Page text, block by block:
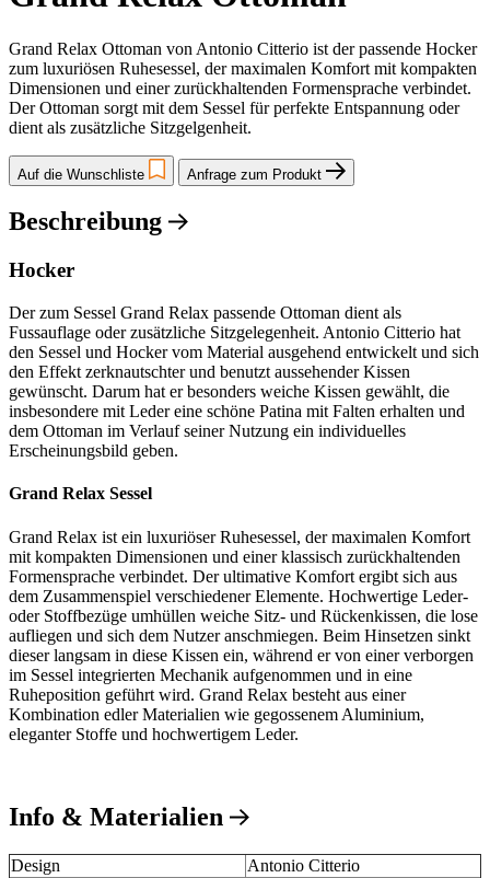
Grand Relax Ottoman von Antonio Citterio ist der passende Hocker
zum luxuriösen Ruhesessel, der maximalen Komfort mit kompakten
Dimensionen und einer zurückhaltenden Formensprache verbindet.
Der Ottoman sorgt mit dem Sessel für perfekte Entspannung oder
dient als zusätzliche Sitzgelgenheit.
Auf die Wunschliste Anfrage zum Produkt
Beschreibung
Hocker
Der zum Sessel Grand Relax passende Ottoman dient als
Fussauflage oder zusätzliche Sitzgelegenheit. Antonio Citterio hat
den Sessel und Hocker vom Material ausgehend entwickelt und sich
den Effekt zerknautschter und benutzt aussehender Kissen
gewünscht. Darum hat er besonders weiche Kissen gewählt, die
insbesondere mit Leder eine schöne Patina mit Falten erhalten und
dem Ottoman im Verlauf seiner Nutzung ein individuelles
Erscheinungsbild geben.
Grand Relax Sessel
Grand Relax ist ein luxuriöser Ruhesessel, der maximalen Komfort
mit kompakten Dimensionen und einer klassisch zurückhaltenden
Formensprache verbindet. Der ultimative Komfort ergibt sich aus
dem Zusammenspiel verschiedener Elemente. Hochwertige Leder-
oder Stoffbezüge umhüllen weiche Sitz- und Rückenkissen, die lose
aufliegen und sich dem Nutzer anschmiegen. Beim Hinsetzen sinkt
dieser langsam in diese Kissen ein, während er von einer verborgen
im Sessel integrierten Mechanik aufgenommen und in eine
Ruheposition geführt wird. Grand Relax besteht aus einer
Kombination edler Materialien wie gegossenem Aluminium,
eleganter Stoffe und hochwertigem Leder.
Info & Materialien
Design
Antonio Citterio